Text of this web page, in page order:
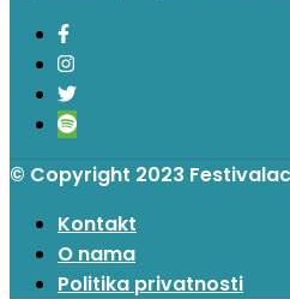
© Copyright 2023
Kontakt
O nama
Politika privatnosti